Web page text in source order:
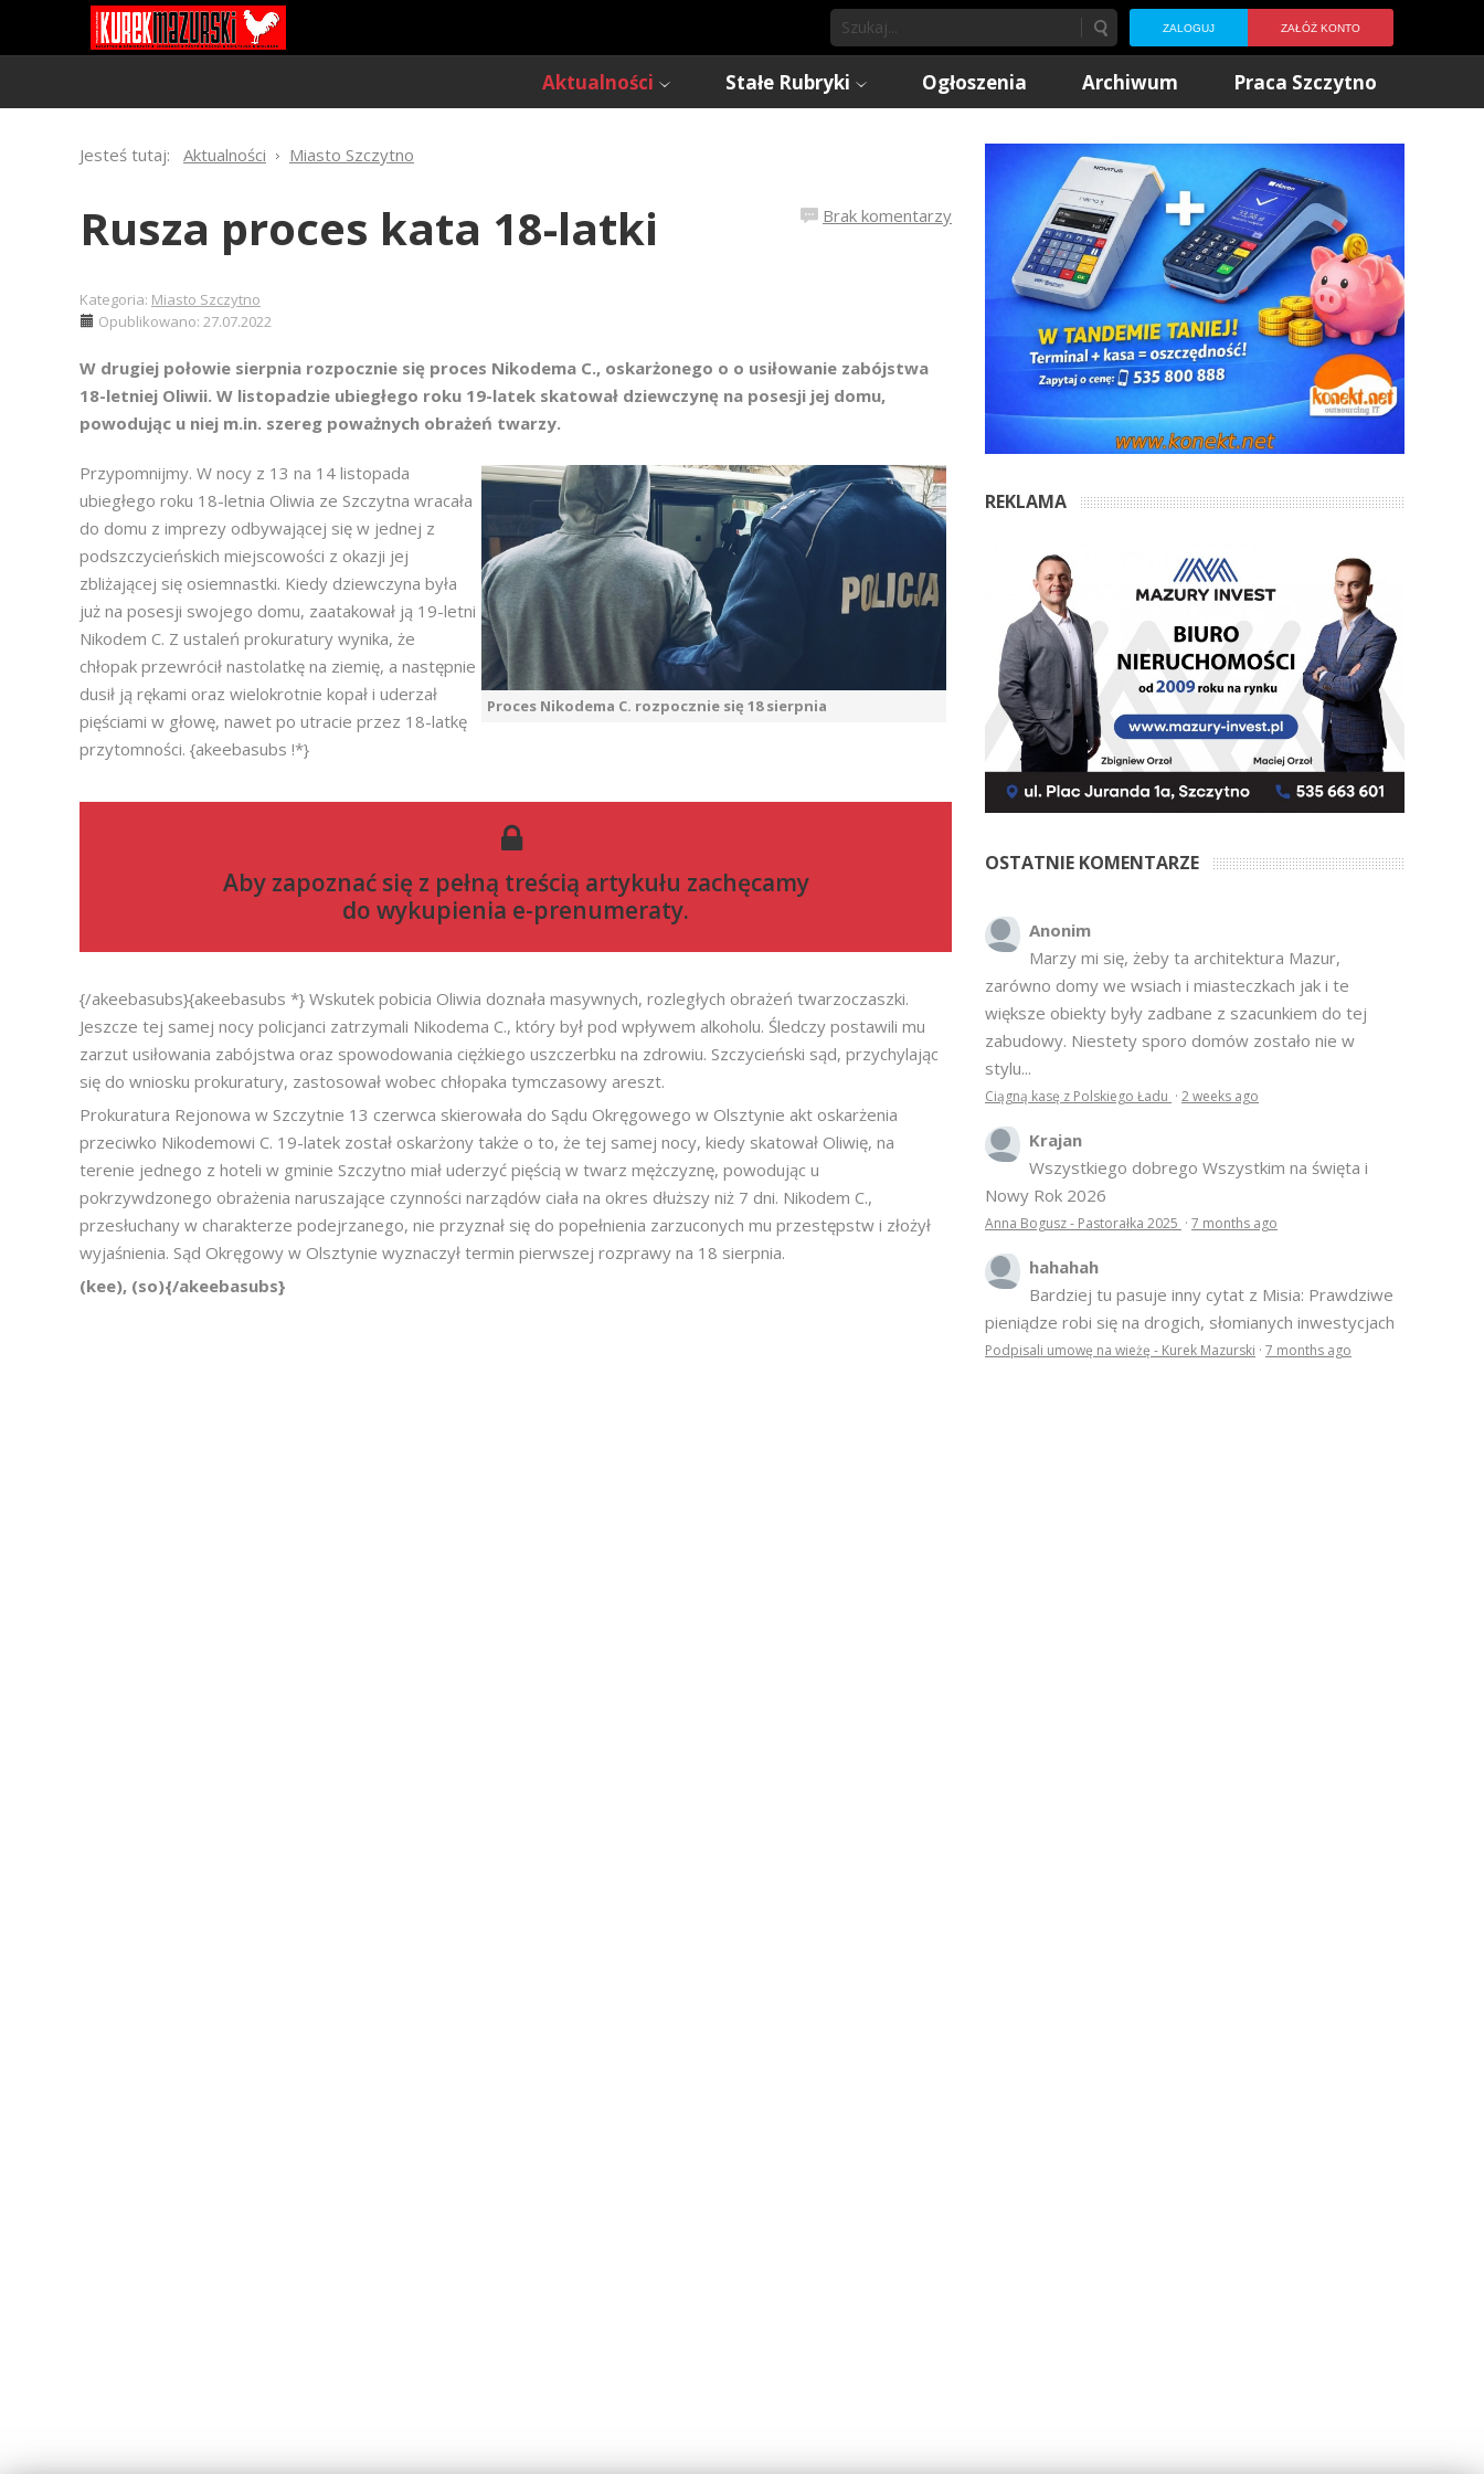
ZALOGUJ ZAŁÓŻ KONTO
Aktualności Stałe Rubryki Ogłoszenia Archiwum Praca Szczytno
Jesteś tutaj: Aktualności Miasto Szczytno
Brak komentarzy
Rusza proces kata 18-latki
Kategoria: Miasto Szczytno
Opublikowano: 27.07.2022
W drugiej połowie sierpnia rozpocznie się proces Nikodema C., oskarżonego o o usiłowanie zabójstwa
18-letniej Oliwii. W listopadzie ubiegłego roku 19-latek skatował dziewczynę na posesji jej domu,
powodując u niej m.in. szereg poważnych obrażeń twarzy.
Proces Nikodema C. rozpocznie się 18 sierpnia
Przypomnijmy. W nocy z 13 na 14 listopada
ubiegłego roku 18-letnia Oliwia ze Szczytna wracała
do domu z imprezy odbywającej się w jednej z
podszczycieńskich miejscowości z okazji jej
zbliżającej się osiemnastki. Kiedy dziewczyna była
już na posesji swojego domu, zaatakował ją 19-letni
Nikodem C. Z ustaleń prokuratury wynika, że
chłopak przewrócił nastolatkę na ziemię, a następnie
dusił ją rękami oraz wielokrotnie kopał i uderzał
pięściami w głowę, nawet po utracie przez 18-latkę
przytomności. {akeebasubs !*}
Aby zapoznać się z pełną treścią artykułu zachęcamy
do wykupienia e-prenumeraty.
{/akeebasubs}{akeebasubs *} Wskutek pobicia Oliwia doznała masywnych, rozległych obrażeń twarzoczaszki.
Jeszcze tej samej nocy policjanci zatrzymali Nikodema C., który był pod wpływem alkoholu. Śledczy postawili mu
zarzut usiłowania zabójstwa oraz spowodowania ciężkiego uszczerbku na zdrowiu. Szczycieński sąd, przychylając
się do wniosku prokuratury, zastosował wobec chłopaka tymczasowy areszt.
Prokuratura Rejonowa w Szczytnie 13 czerwca skierowała do Sądu Okręgowego w Olsztynie akt oskarżenia
przeciwko Nikodemowi C. 19-latek został oskarżony także o to, że tej samej nocy, kiedy skatował Oliwię, na
terenie jednego z hoteli w gminie Szczytno miał uderzyć pięścią w twarz mężczyznę, powodując u
pokrzywdzonego obrażenia naruszające czynności narządów ciała na okres dłuższy niż 7 dni. Nikodem C.,
przesłuchany w charakterze podejrzanego, nie przyznał się do popełnienia zarzuconych mu przestępstw i złożył
wyjaśnienia. Sąd Okręgowy w Olsztynie wyznaczył termin pierwszej rozprawy na 18 sierpnia.
(kee), (so){/akeebasubs}
REKLAMA
OSTATNIE KOMENTARZE
Anonim
Marzy mi się, żeby ta architektura Mazur,
zarówno domy we wsiach i miasteczkach jak i te
większe obiekty były zadbane z szacunkiem do tej
zabudowy. Niestety sporo domów zostało nie w
stylu...
Ciągną kasę z Polskiego Ładu · 2 weeks ago
Krajan
Wszystkiego dobrego Wszystkim na święta i
Nowy Rok 2026
Anna Bogusz - Pastorałka 2025 · 7 months ago
hahahah
Bardziej tu pasuje inny cytat z Misia: Prawdziwe
pieniądze robi się na drogich, słomianych inwestycjach
Podpisali umowę na wieżę - Kurek Mazurski · 7 months ago